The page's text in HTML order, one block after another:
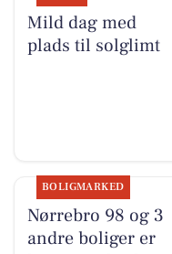
Mild dag med
plads til solglimt
BOLIGMARKED
Nørrebro 98 og 3
andre boliger er